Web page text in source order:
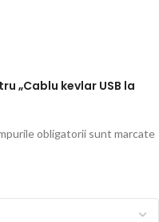
„Cablu kevlar USB la
obligatorii sunt marcate